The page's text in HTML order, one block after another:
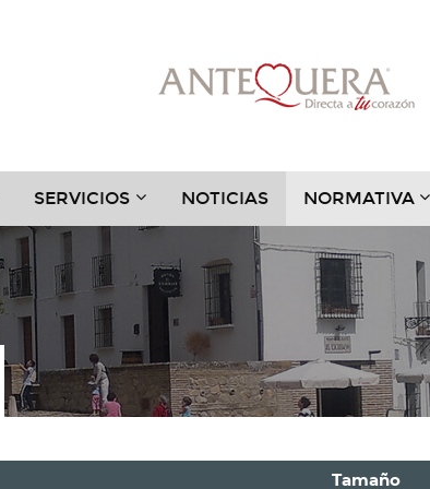
SERVICIOS???
NOTICIAS NORMATIVA???
Tamaño